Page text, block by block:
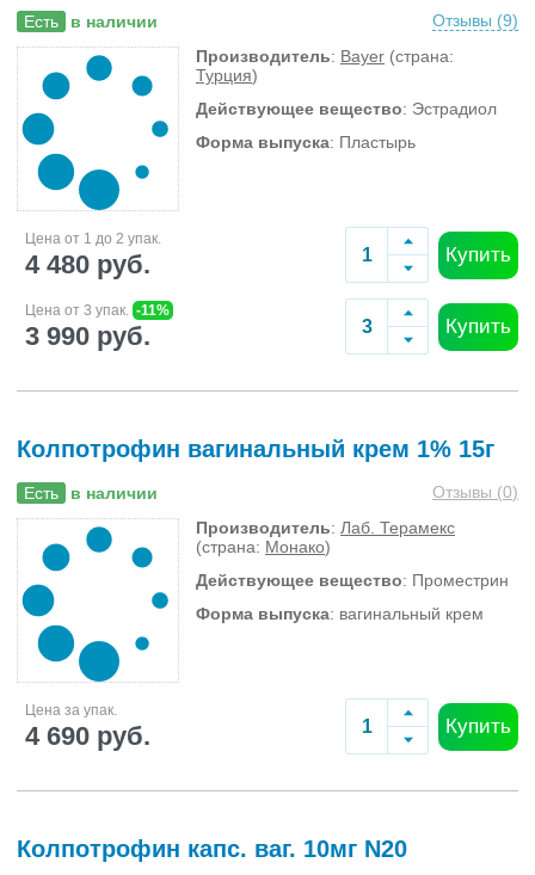
Есть в наличии Отзывы (9)
Производитель: Bayer (страна:
Турция)
Действующее вещество: Эстрадиол
Форма выпуска: Пластырь
Цена от 1 до 2 упак.
4 480 руб. Купить
Цена от 3 упак. -11%
3 990 руб. Купить
Колпотрофин вагинальный крем 1% 15г
Есть в наличии Отзывы (0)
Производитель: Лаб. Терамекс
(страна: Монако)
Действующее вещество: Проместрин
Форма выпуска: вагинальный крем
Цена за упак.
4 690 руб. Купить
Колпотрофин капс. ваг. 10мг N20